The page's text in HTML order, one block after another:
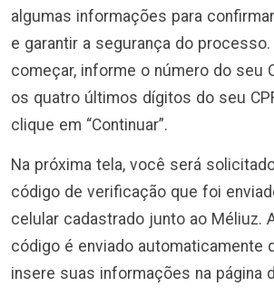
algumas informações para
e garantir a segurança do
começar, informe o número do seu
os quatro últimos dígitos do seu
clique em “Continuar”.
Na próxima tela, você será
código de verificação que foi
celular cadastrado junto ao Méliuz.
código é enviado automaticamente
insere suas informações na página